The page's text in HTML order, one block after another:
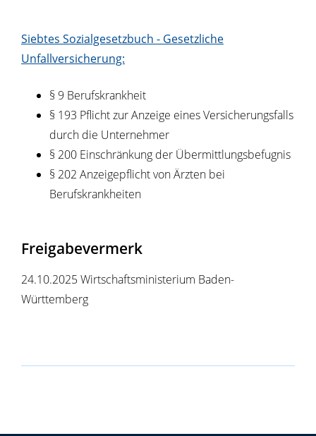
Siebtes Sozialgesetzbuch - Gesetzliche
Unfallversicherung:
§ 9 Berufskrankheit
§ 193 Pflicht zur Anzeige eines Versicherungsfalls
durch die Unternehmer
§ 200 Einschränkung der Übermittlungsbefugnis
§ 202 Anzeigepflicht von Ärzten bei
Berufskrankheiten
Freigabevermerk
24.10.2025 Wirtschaftsministerium Baden-
Württemberg